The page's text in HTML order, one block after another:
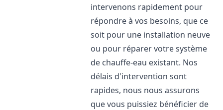
intervenons rapidement pour
répondre à vos besoins, que ce
soit pour une installation neuve
ou pour réparer votre système
de chauffe-eau existant. Nos
délais d'intervention sont
rapides, nous nous assurons
que vous puissiez bénéficier de